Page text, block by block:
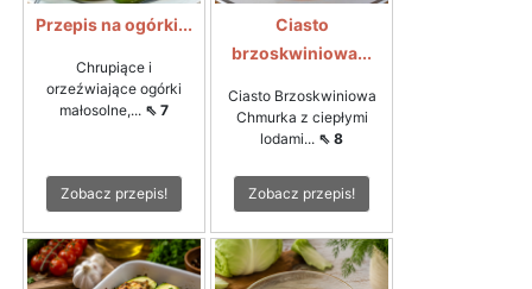
Przepis na ogórki...
Chrupiące i
orzeźwiające ogórki
małosolne,... ⇖ 7
Zobacz przepis!
Ciasto
brzoskwiniowa...
Ciasto Brzoskwiniowa
Chmurka z ciepłymi
lodami... ⇖ 8
Zobacz przepis!